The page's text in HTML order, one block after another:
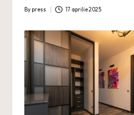
Posted
Bypress 17 aprilie 2025